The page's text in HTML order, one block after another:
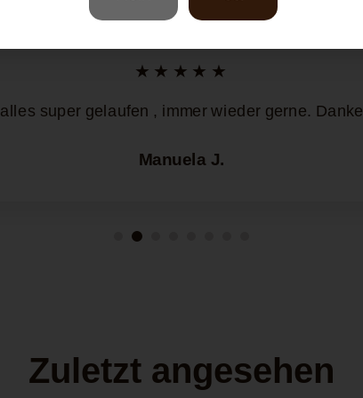
★★★★★
alles super gelaufen , immer wieder gerne. Danke
Manuela J.
Zuletzt angesehen